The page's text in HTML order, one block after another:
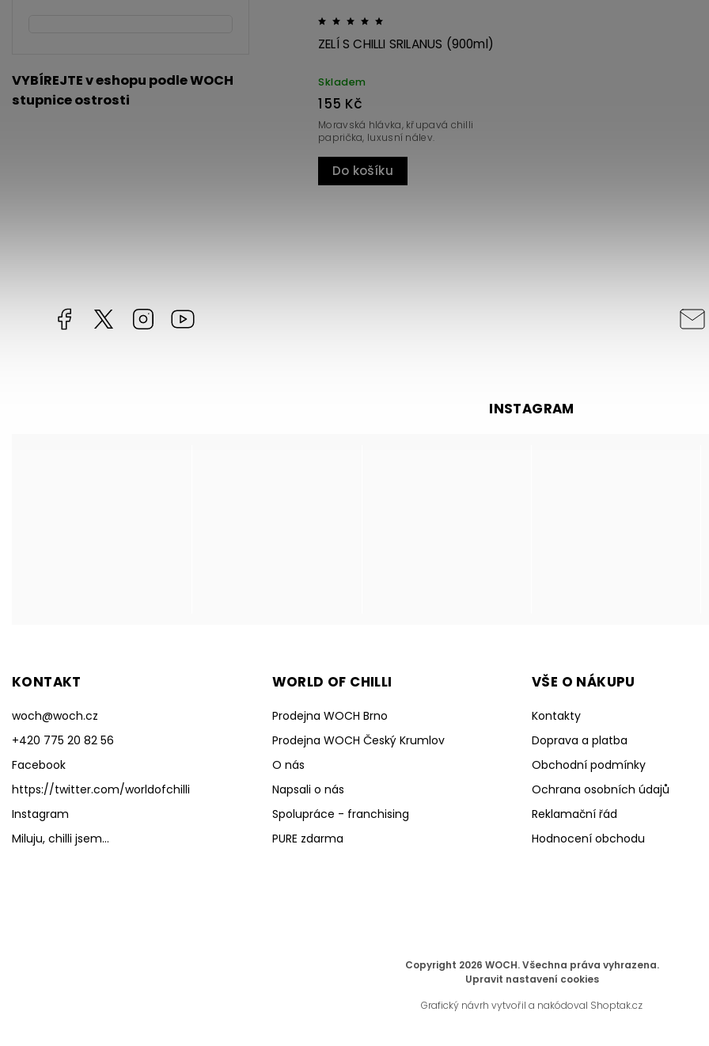
VYBÍREJTE v eshopu podle WOCH
stupnice ostrosti
ZELÍ S CHILLI SRILANUS (900ml)
Skladem
155 Kč
Do košíku
Moravská hlávka, křupavá chilli
paprička, luxusní nálev.
Facebookhttps://twitter.com/worldofchilli
Instagram
KONTAKT
woch@woch.cz
+420 775 20 82 56
Facebook
https://twitter.com/worldofchilli
Instagram
Miluju, chilli jsem...
WORLD OF CHILLI
Prodejna WOCH Brno
Prodejna WOCH Český Krumlov
O nás
Napsali o nás
Spolupráce - franchising
PURE zdarma
VŠE O NÁKUPU
Kontakty
Doprava a platba
Obchodní podmínky
Ochrana osobních údajů
Reklamační řád
Hodnocení obchodu
INSTAGRAM
Copyright 2026 WOCH. Všechna práva vyhrazena.
Upravit nastavení cookies
Grafický návrh vytvořil a nakódoval Shoptak.cz